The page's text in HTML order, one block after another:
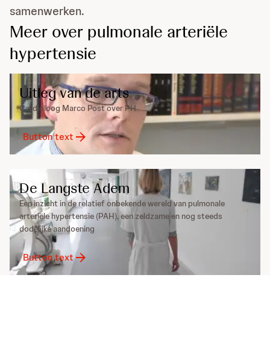
samenwerken.
Meer over pulmonale arteriële
hypertensie
Uitleg van de arts
Cardioloog Marco Post over PH
Button text
De Langste Adem
Een inzicht in de relatief onbekende wereld van pulmonale
arteriële hypertensie (PAH), een zeldzame en nog steeds
dodelijke aandoening
Button text